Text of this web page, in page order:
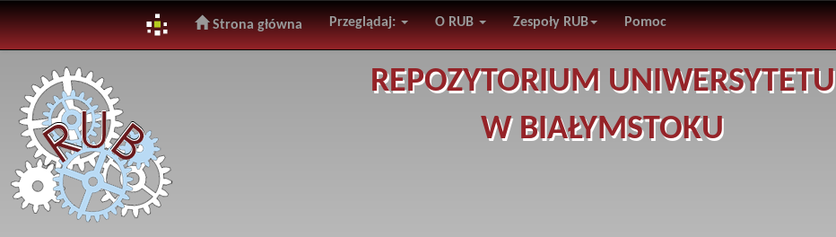
navigation
Strona główna Przeglądaj: O RUB Zespoły RUB Pomoc
REPOZYTORIUM UNIWERSYTETU
W BIAŁYMSTOKU